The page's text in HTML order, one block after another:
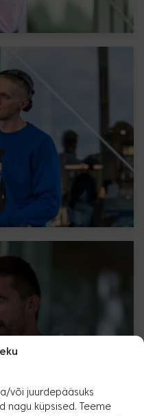
või juurdepääsuks
nagu küpsised. Teeme